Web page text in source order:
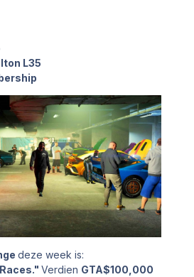
L35
deze week is:
Verdien GTA$100,000